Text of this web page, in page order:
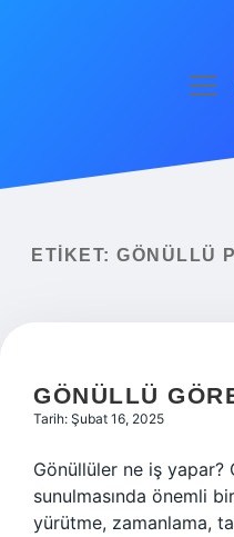
Yasal Uyarı
ETIKET: GÖNÜLLÜ
GÖNÜLLÜ
Tarih: Şubat 16, 2025
Gönüllüler ne iş
sunulmasında önemli
yürütme, zamanlama,